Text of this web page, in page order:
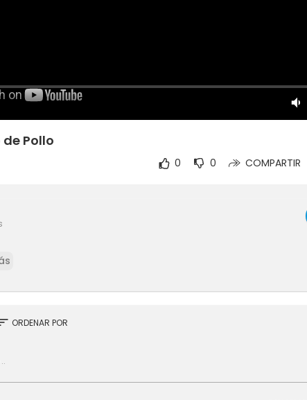
Pollo
0 0 COMPARTIR
ORDENAR POR